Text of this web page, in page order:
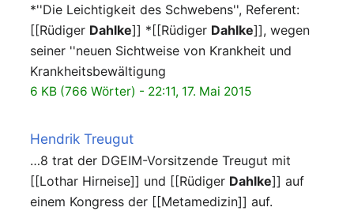
*''Die Leichtigkeit des Schwebens'', Referent:
[[Rüdiger Dahlke]] *[[Rüdiger Dahlke]], wegen
seiner ''neuen Sichtweise von Krankheit und
Krankheitsbewältigung
6 KB (766 Wörter) - 22:11, 17. Mai 2015
Hendrik Treugut
…8 trat der DGEIM-Vorsitzende Treugut mit
[[Lothar Hirneise]] und [[Rüdiger Dahlke]] auf
einem Kongress der [[Metamedizin]] auf.